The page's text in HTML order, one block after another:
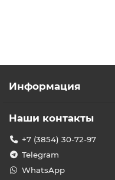
Информация
Наши контакты
+7 (3854) 30-72-97
Telegram
WhatsApp